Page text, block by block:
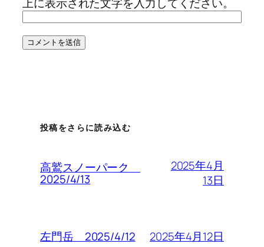
投稿をさらに読み込む
高鷲スノーパーク
2025/4/13
2025年4月
13日
左門岳 2025/4/12 2025年4月12日